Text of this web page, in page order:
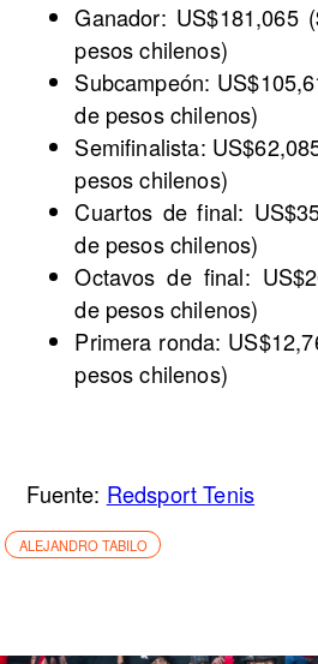
Ganador: US$181,065
pesos chilenos)
Subcampeón:
de pesos chilenos)
Semifinalista:
pesos chilenos)
Cuartos de final:
de pesos chilenos)
Octavos de final:
de pesos chilenos)
Primera ronda:
pesos chilenos)
Fuente: Redsport Tenis
ALEJANDRO TABILO